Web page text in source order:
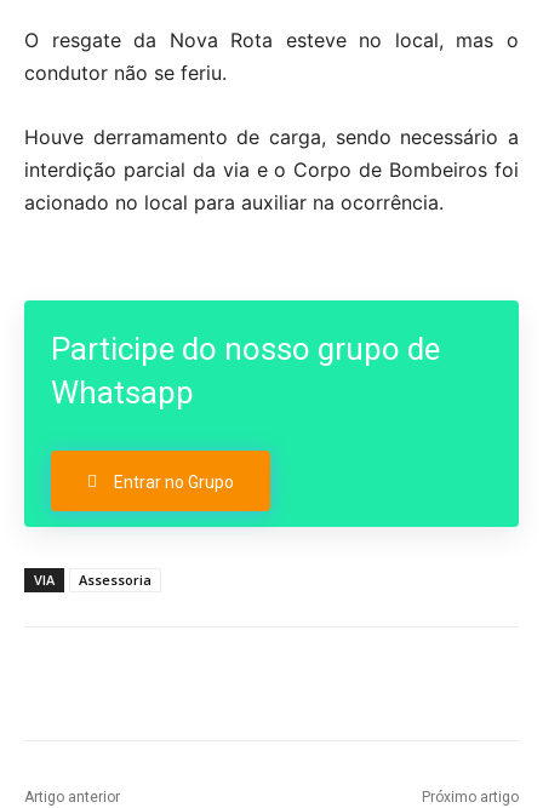
O resgate da Nova Rota esteve no local, mas o
condutor não se feriu.
Houve derramamento de carga, sendo necessário a
interdição parcial da via e o Corpo de Bombeiros foi
acionado no local para auxiliar na ocorrência.
Participe do nosso grupo de
Whatsapp
Entrar no Grupo
VIA Assessoria
Artigo anterior Próximo artigo